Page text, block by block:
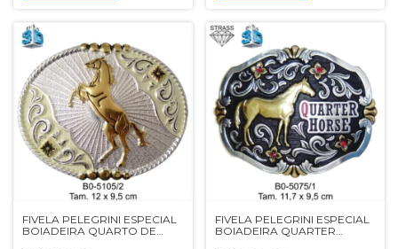
FIVELA PELEGRINI ESPECIAL
BOIADEIRA QUARTO DE
FIVELA PELEGRINI ESPECIAL
BOIADEIRA QUARTER